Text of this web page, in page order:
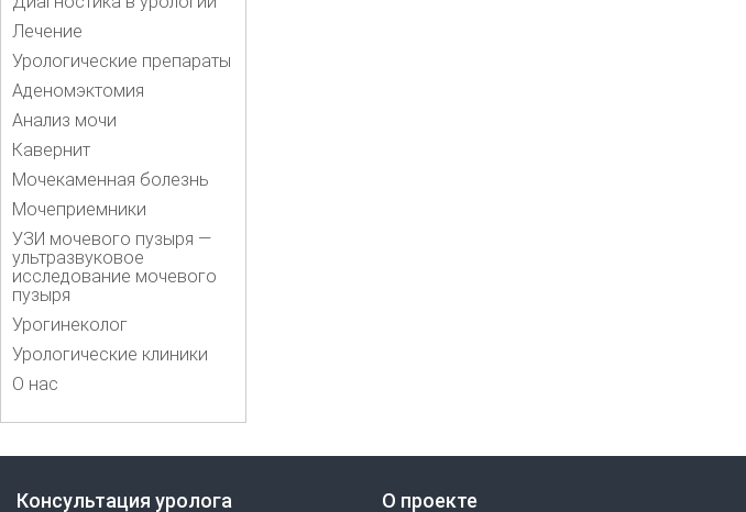
Лечение
Урологические препараты
Аденомэктомия
Анализ мочи
Кавернит
Мочекаменная болезнь
Мочеприемники
УЗИ мочевого пузыря —
ультразвуковое
исследование мочевого
пузыря
Урогинеколог
Урологические клиники
О нас
Консультация уролога О проекте